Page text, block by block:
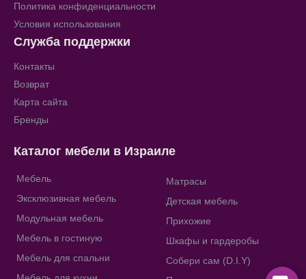
Политика конфиденциальности
Условия использования
Служба поддержки
Контакты
Возврат
Карта сайта
Бренды
Каталог мебели в Израиле
Мебель
Эксклюзивная мебель
Модульная мебель
Мебель в гостиную
Мебель для спальни
Матрасы
Детская мебель
Прихожие
Шкафы и гардеробы
Собери сам (D.I.Y)